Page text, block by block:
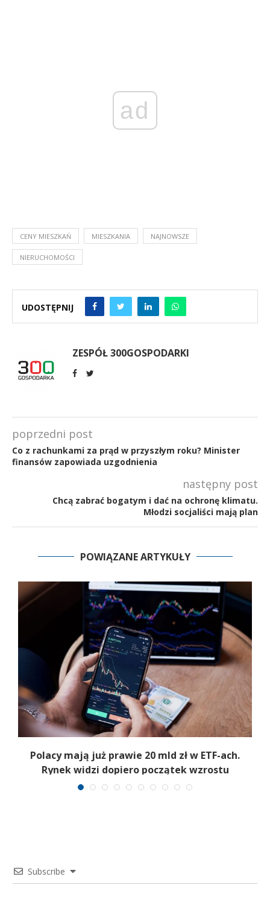
ad
CENY MIESZKAŃ MIESZKANIA NAJNOWSZE
NIERUCHOMOŚCI
UDOSTĘPNIJ
ZESPÓŁ 300GOSPODARKI
poprzedni post
Co z rachunkami za prąd w przyszłym roku? Minister
finansów zapowiada uzgodnienia
następny post
Chcą zabrać bogatym i dać na ochronę klimatu.
Młodzi socjaliści mają plan
POWIĄZANE ARTYKUŁY
Polacy mają już prawie 20 mld zł w ETF-ach.
Rynek widzi dopiero początek wzrostu
Subscribe